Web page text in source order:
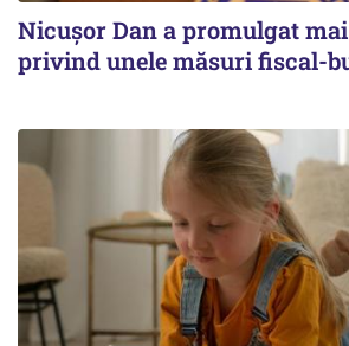
Nicușor Dan a promulgat
privind unele măsuri fiscal-